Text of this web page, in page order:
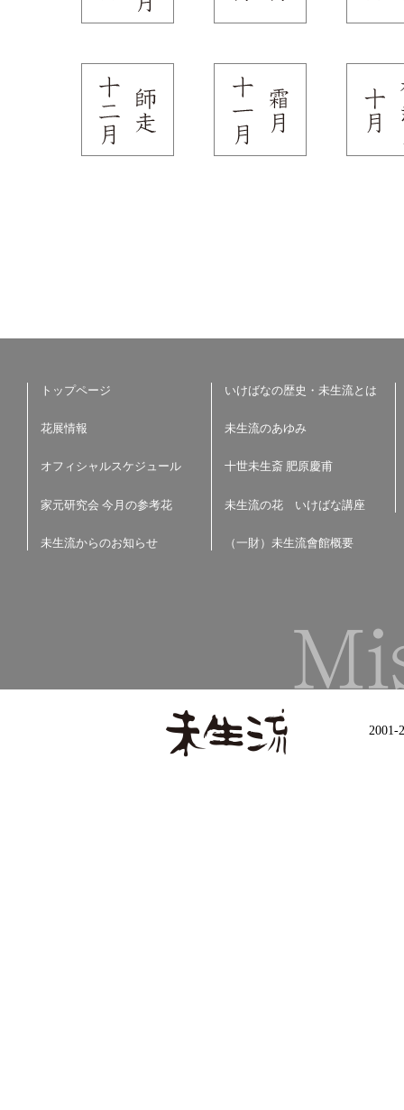
トップページ
花展情報
オフィシャルスケジュール
家元研究会 今月の参考花
未生流からのお知らせ
いけばなの歴史・未生流とは
未生流のあゆみ
十世未生斎 肥原慶甫
未生流の花 いけばな講座
（一財）未生流會館概要
2001-